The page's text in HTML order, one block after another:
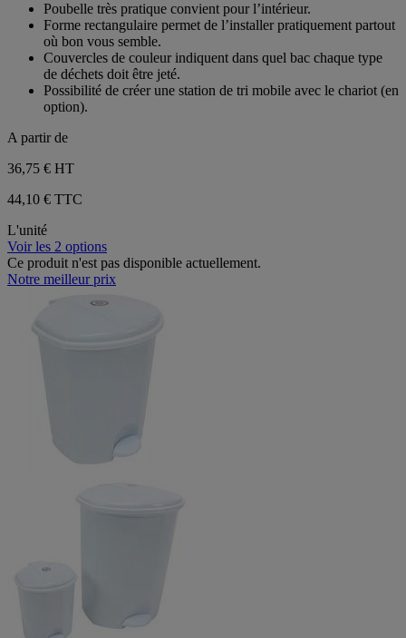
avis
étoiles.
Poubelle très pratique convient pour l’intérieur.
Forme rectangulaire permet de l’installer pratiquement partout
où bon vous semble.
Couvercles de couleur indiquent dans quel bac chaque type
de déchets doit être jeté.
Possibilité de créer une station de tri mobile avec le chariot (en
option).
A partir de
36,75 € HT
44,10 € TTC
L'unité
Voir les 2 options
Ce produit n'est pas disponible actuellement.
Notre meilleur prix